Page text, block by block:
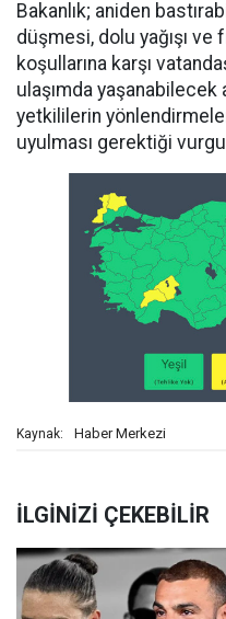
Bakanlık; aniden
düşmesi, dolu yağışı ve
koşullarına karşı
ulaşımda
yetkililerin
uyulması gerektiği
Kaynak: Haber Merkezi